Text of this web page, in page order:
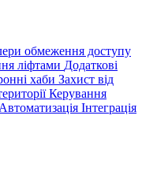
обмеження доступу
ліфтами Додаткові
хаби Захист від
Керування
Автоматизація Інтеграція